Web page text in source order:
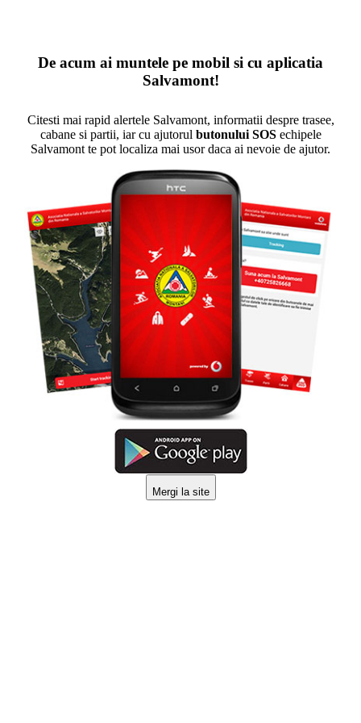
De acum ai muntele pe mobil si cu aplicatia
Salvamont!
Citesti mai rapid alertele Salvamont, informatii despre trasee,
cabane si partii, iar cu ajutorul butonului SOSechipele
Salvamont te pot localiza mai usor daca ai nevoie de ajutor.
Mergi la site